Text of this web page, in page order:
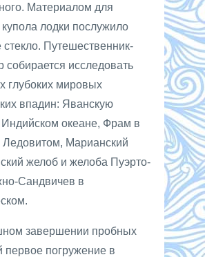
Материалом для
купола лодки послужило
стекло. Путешественник-
собирается исследовать
глубоких мировых
впадин: Яванскую
Индийском океане, Фрам в
Марианский
желоб и желоба Пуэрто-
Сандвичев в
завершении пробных
первое погружение в